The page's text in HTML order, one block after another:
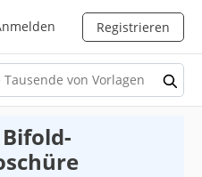
Registrieren
Bifold-